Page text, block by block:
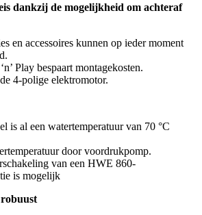
dankzij de mogelijkheid om achteraf
en accessoires kunnen op ieder moment
Play bespaart montagekosten.
4-polige elektromotor.
is al een watertemperatuur van 70 °C
door voordrukpomp.
van een HWE 860-
is mogelijk